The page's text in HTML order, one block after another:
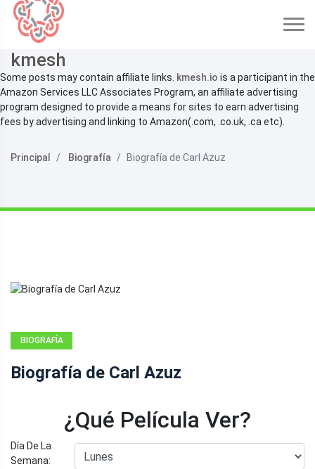
kmesh
Some posts may contain affiliate links. kmesh.io is a participant in the
Amazon Services LLC Associates Program, an affiliate advertising
program designed to provide a means for sites to earn advertising
fees by advertising and linking to Amazon(.com, .co.uk, .ca etc).
Principal Biografía Biografía de Carl Azuz
BIOGRAFÍA
Biografía de Carl Azuz
¿Qué Película Ver?
Día De La
Semana: